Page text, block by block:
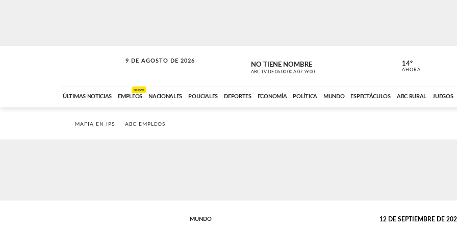
9 DE AGOSTO DE 2026
SOLO MÚSICA NO TIENE NOMBRE
ABC TV DE 06:00:00 A 07:59:00 ABC CARDINAL
14º
AHORA
ÚLTIMAS NOTICIAS EMPLEOS
NUEVO
NACIONALES POLICIALES DEPORTES ECONOMÍA POLÍTICA MUNDO ESPECTÁCULOS ABC RURAL JUEGOS
MAFIA EN IPS ABC EMPLEOS
MUNDO 12 DE SEPTIEMBRE DE